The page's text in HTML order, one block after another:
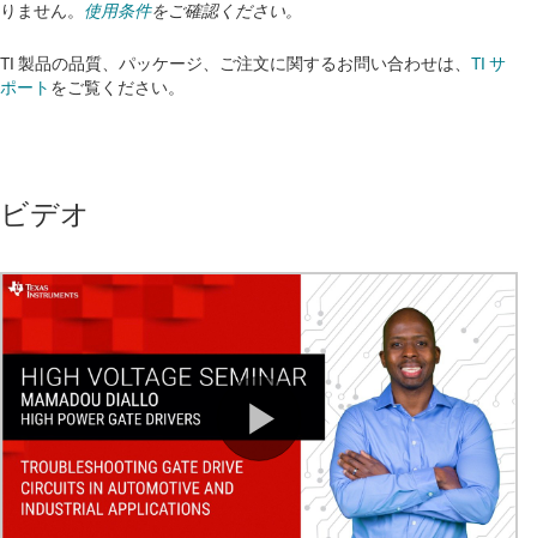
りません。 使用条件をご確認ください。
TI 製品の品質、パッケージ、ご注文に関するお問い合わせは、 TI サ
ポート をご覧ください。​​​​​​​​​​​​​​
ビデオ